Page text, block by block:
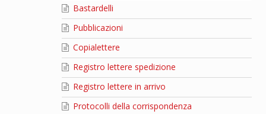
Bastardelli
Pubblicazioni
Copialettere
Registro lettere spedizione
Registro lettere in arrivo
Protocolli della corrispondenza